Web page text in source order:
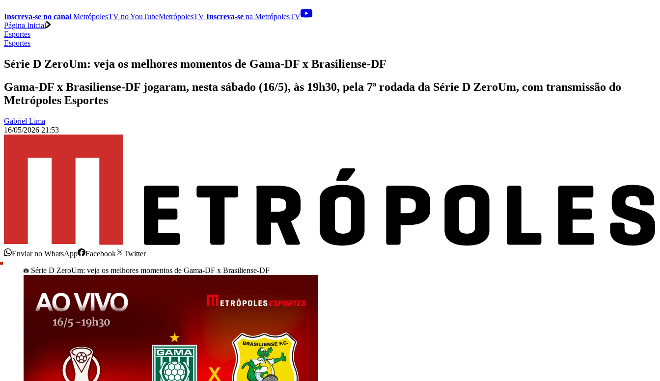
Inscreva-se no canal MetrópolesTV noYouTubeMetrópolesTV Inscreva-se na MetrópolesTV
Página Inicial
Esportes
Esportes
Série D ZeroUm: veja os melhores momentos de Gama-DF x Brasiliense-DF
Gama-DF x Brasiliense-DF jogaram, nesta sábado (16/5), às 19h30, pela 7ª rodada da Série D ZeroUm, com transmissão do
Metrópoles Esportes
Gabriel Lima
16/05/2026 21:53
Enviar no WhatsApp Facebook
Twitter
Série D ZeroUm: veja os melhores momentos de Gama-DF x Brasiliense-DF